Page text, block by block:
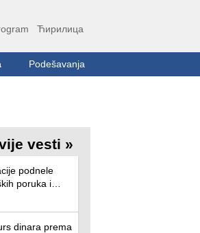
Ћирилица
Podešavanja
vesti »
podnele
poruka i
dinara prema